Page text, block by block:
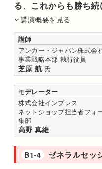
る、これからも勝ち
講演概要を見る
講師
アンカー・ジャパン株式会
事業戦略本部 執行役員
芝原 航 氏
モデレーター
株式会社インプレス
ネットショップ担当者フォ
集部
高野 真維
B1-4 ゼネラルセッ